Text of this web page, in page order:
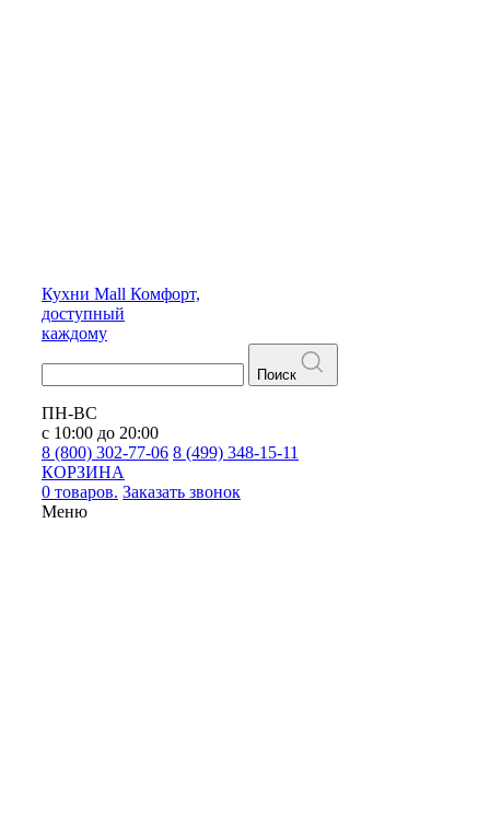
Кухни Mall Комфорт,
доступный
каждому
Поиск
ПН-ВС
с 10:00 до 20:00
8 (800) 302-77-06 8 (499) 348-15-11
КОРЗИНА
0 товаров. Заказать звонок
Меню